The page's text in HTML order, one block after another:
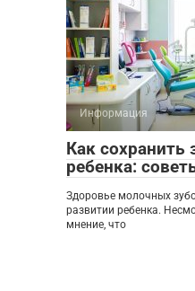
Информация
Как
ребенка:
Здоровье молочных
развитии ребенка.
мнение, что